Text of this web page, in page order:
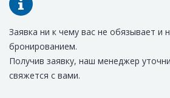
Заявка ни к чему вас не обязывает и
бронированием.
Получив заявку, наш менеджер
свяжется с вами.